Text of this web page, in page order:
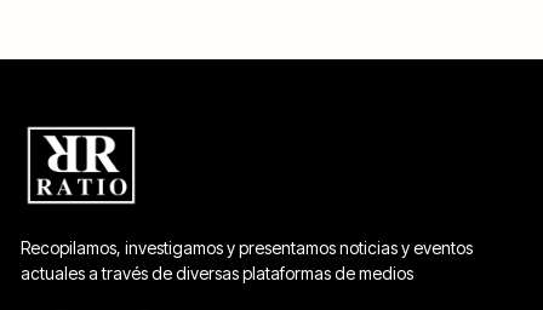
Recopilamos, investigamos y presentamos noticias y eventos
actuales a través de diversas plataformas de medios